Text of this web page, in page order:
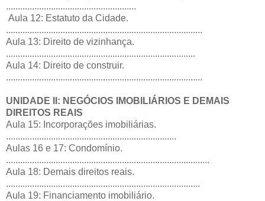
.......................................................
Aula 12: Estatuto da Cidade.
...................................................................................
Aula 13: Direito de vizinhança.
................................................................................
Aula 14: Direito de construir.
...................................................................................
UNIDADE II: NEGÓCIOS IMOBILIÁRIOS E DEMAIS
DIREITOS REAIS
Aula 15: Incorporações imobiliárias.
........................................................................
Aulas 16 e 17: Condomínio.
......................................................................................
Aula 18: Demais direitos reais.
..................................................................................
Aula 19: Financiamento imobiliário.